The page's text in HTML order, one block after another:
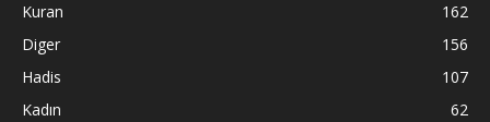
Kuran
162
Diger
156
Hadis
107
Kadın
62